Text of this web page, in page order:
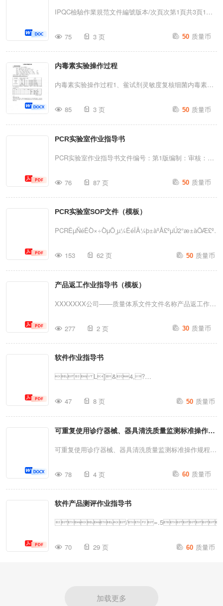
3定义3制1制制制制制制Printedcircuitboard制PCB制3制2
Multi-LayerBoards制3制4制制制制Double-SidedBoards
制3制5制制制制Single-SidedBoards制3制6制制制/制制
制soldermask...
IPQC檢驗作業規范文件編號版本/次頁次第1頁共3頁1﹑
一化﹑以達到及早發現不良防止流入下工序之目的。2﹑
范圍﹕從材料出庫上線及依靠儀器設備工治具等輔助性設
施到制成品的過程加以管之作業站。3﹑定義﹕IPQC即
In-ProcessQualityControl﹐表示制程品質管制。4﹑權
查檢﹐將不良狀況提報至主管處理4.2QC主管﹕負責判
定﹐批示查檢不良事項﹐并依實際狀況處理﹐必要時可停
止人員作業﹑停機運作之權利。4.3工程單位﹕協助不良
75 3 页 50 质量币
内毒素实验操作过程
内毒素实验操作过程1、鲎试剂灵敏度复核细菌内毒素工
+1ml无菌水=10EU/ml1EU——10EU中取0.1ml+0.9ml无
菌水（1：9比例）0.5EU——1EU中0.9ml+0.9ml无菌水
（1：1比例）=2Q0.25EU——0.5EU中0.9ml+0.9ml无菌
水（1：1比例）=Q0.125EU——0.25EU中0.9ml+0.9ml
0.9ml+0.9ml无菌水（1：1比例）=0.25Q小试管中进行稀
释，10EU（振荡15min）其他30s。【能将稀释的过...
85 3 页 50 质量币
PCR实验室作业指导书
PCR实验室作业指导书文件编号：第1版编制：审核：批
坚持公正立场认真对待每一例检测，不受任何对检测工作
质量有不良影响的、来自实验室内部或外部的不正当的商
业、财务和其他方面的压力和影响。避免卷入任何可能会
降低技术能力、公正性、判断或运作诚实性的信任的活
准的管理要素和技术要素的要求建立自我完善的管理体系
和控制检测全过程各环节的机制，所有与检测有关的人员
熟悉与之相关的质量文件，并在工作中执行这些政策和程
76 87 页 50 质量币
PCR实验室SOP文件（模板）
´¦Àí³ÌÐò10ÊÔ¼Á×¼±¸Ç...
153 62 页 50 质量币
产品返工作业指导书（模板）
XXXXXXX公司───质量体系文件文件名称产品返工作业
YYYY年MM月DD日产品返工作业指导书1目的对产品返
工、返修作业进行指导，以确保返工、返修品质量。2范
围适用于产品返工、返修处理。3定义3.1返工是指为使不
合格产品符合要求而对其采取的措施。3.2返修是指为使
部给出不合格品处置方案。4.2生产部对不合格品进行返
工、返修处理。5程序5.1不合格产品类型(1)来料不合品；
(2)生产过程中发现的不合格品；(3)检验员抽检发现的不
277 2 页 30 质量币
软件作业指导书
 L]&4,?
1HGQO%&FDT7C
47 8 页 50 质量币
可重复使用诊疗器械、器具清洗质量监测标准操作规
程
可重复使用诊疗器械、器具清洗质量监测标准操作规程定
测与评估经过规范清洗后的诊疗器械上残留的污染物水
平。检测方法包括直观检测[目测和（或）放大镜检测]、
污染标记物（如蛋白质、碳水化合物、血红蛋白、内毒
素、脂质、无机盐及微生物负荷）检测以及清洗消毒设备
2.范围：清洗、消毒、干燥后的器械表面及其关节、齿
的器械进入包装环节；不合格器械应重新清洗处理。5...
78 4 页 60 质量币
软件产品测评作业指导书
/
70 29 页 60 质量币
加载更多